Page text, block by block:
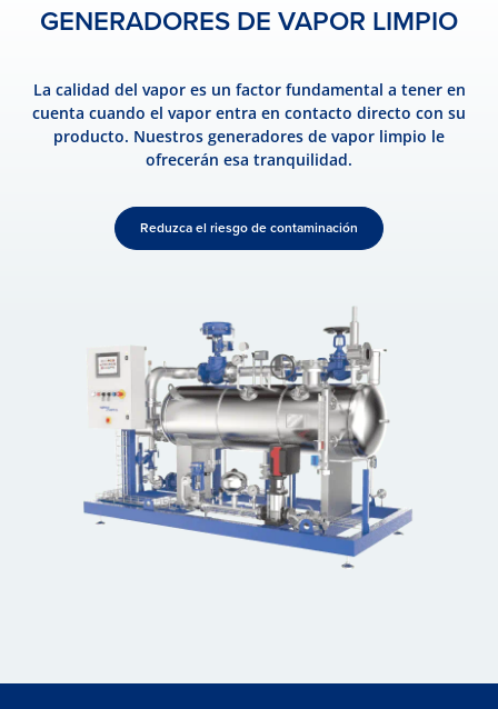
GENERADORES DE VAPOR LIMPIO
La calidad del vapor es un factor fundamental a tener en
cuenta cuando el vapor entra en contacto directo con su
producto. Nuestros generadores de vapor limpio le
ofrecerán esa tranquilidad.
Reduzca el riesgo de contaminación